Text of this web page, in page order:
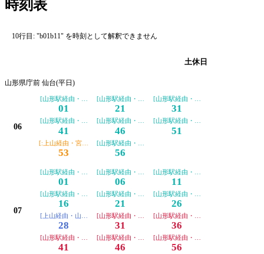
時刻表
10行目: "b01b11" を時刻として解釈できません
土休日
山形県庁前 仙台(平日)
06
[山形駅経由・山交バス便]
01
[山形駅経由・山交バス便]
21
[山形駅経由・山交バス便]
31
[山形駅経由・山交バス便]
41
[山形駅経由・山交バス便]
46
[山形駅経由・山交バス便]
51
[:上山経由・宮城交通便]
53
[山形駅経由・山交バス便]
56
07
[山形駅経由・山交バス便]
01
[山形駅経由・山交バス便]
06
[山形駅経由・山交バス便]
11
[山形駅経由・山交バス便]
16
[山形駅経由・山交バス便]
21
[山形駅経由・山交バス便]
26
[上山経由・山交バス便]
28
[山形駅経由・宮城交通便]
31
[山形駅経由・宮城交通便]
36
[山形駅経由・宮城交通便]
41
[山形駅経由・宮城交通便]
46
[山形駅経由・宮城交通便]
56